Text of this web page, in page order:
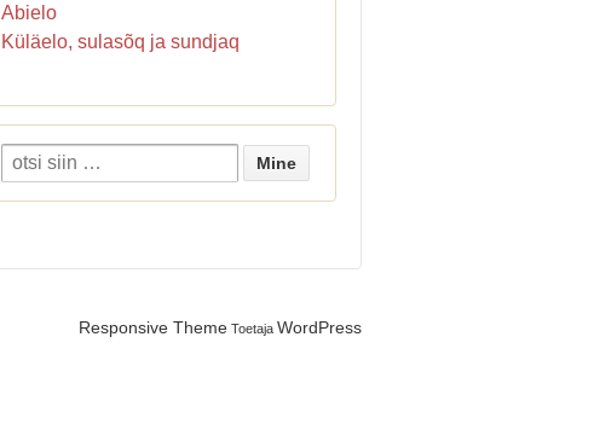
Abielo
Küläelo, sulasõq ja sundjaq
Responsive ThemeToetaja WordPress